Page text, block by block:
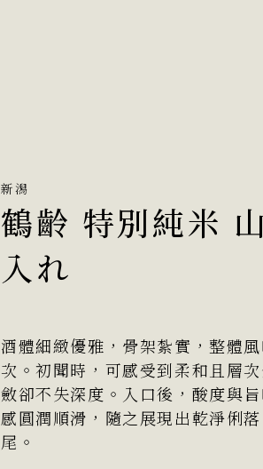
新潟
鶴齡 特別純米
入れ
酒體細緻優雅，骨架紮實，整體
次。初聞時，可感受到柔和且層
斂卻不失深度。入口後，酸度與
感圓潤順滑，隨之展現出乾淨俐
尾。